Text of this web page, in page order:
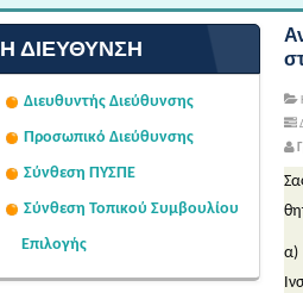
Η ΔΙΕΎΘΥΝΣΗ
Διευθυντής Διεύθυνσης
Προσωπικό Διεύθυνσης
Σύνθεση ΠΥΣΠΕ
Σύνθεση Τοπικού Συμβουλίου
Επιλογής
α)